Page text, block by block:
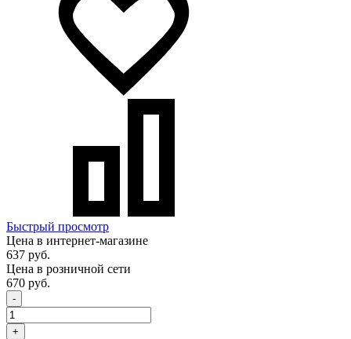
Быстрый просмотр
Цена в интернет-магазине
637 руб.
Цена в розничной сети
670 руб.
-
+